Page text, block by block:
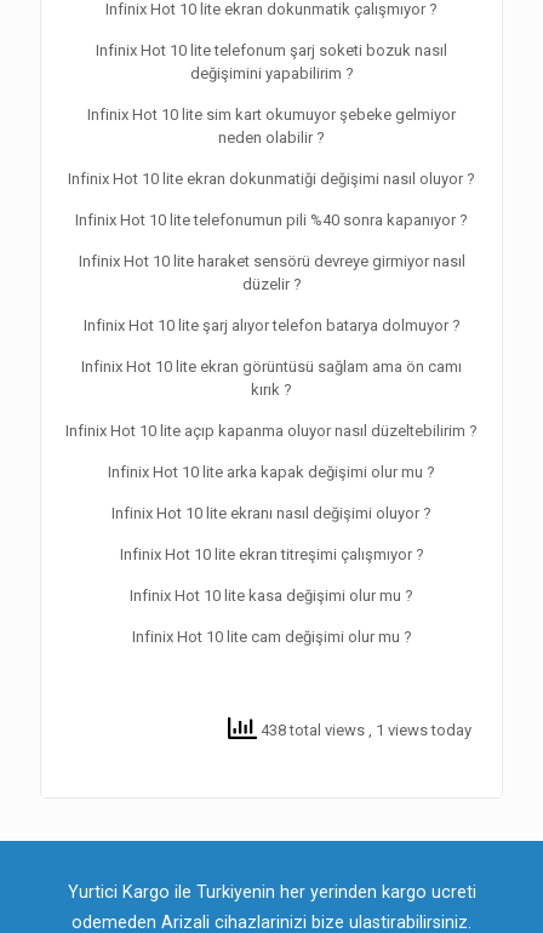
Infinix Hot 10 lite ekran dokunmatik çalışmıyor ?
Infinix Hot 10 lite telefonum şarj soketi bozuk nasıl
değişimini yapabilirim ?
Infinix Hot 10 lite sim kart okumuyor şebeke gelmiyor
neden olabilir ?
Infinix Hot 10 lite ekran dokunmatiği değişimi nasıl oluyor ?
Infinix Hot 10 lite telefonumun pili %40 sonra kapanıyor ?
Infinix Hot 10 lite haraket sensörü devreye girmiyor nasıl
düzelir ?
Infinix Hot 10 lite şarj alıyor telefon batarya dolmuyor ?
Infinix Hot 10 lite ekran görüntüsü sağlam ama ön camı
kırık ?
Infinix Hot 10 lite açıp kapanma oluyor nasıl düzeltebilirim ?
Infinix Hot 10 lite arka kapak değişimi olur mu ?
Infinix Hot 10 lite ekranı nasıl değişimi oluyor ?
Infinix Hot 10 lite ekran titreşimi çalışmıyor ?
Infinix Hot 10 lite kasa değişimi olur mu ?
Infinix Hot 10 lite cam değişimi olur mu ?
438 total views , 1 views today
Yurtici Kargo ile Turkiyenin her yerinden kargo ucreti
odemeden Arizali cihazlarinizi bize ulastirabilirsiniz.